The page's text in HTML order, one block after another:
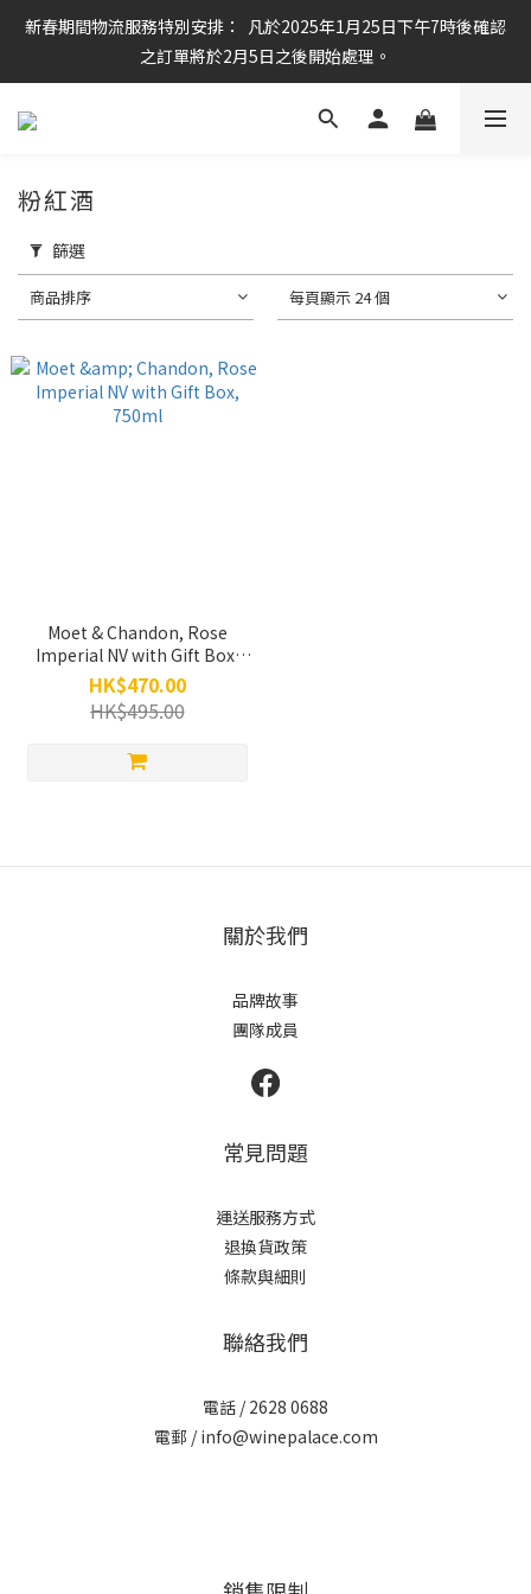
任何酒款買滿6枝或滿$800元即可免運費
新春期間物流服務特別安排：  凡於2025年1月25日下午7時後確認
之訂單將於2月5日之後開始處理。
任何酒款買滿6枝或滿$800元即可免運費
粉紅酒
篩選
商品排序 每頁顯示 24 個
Moet & Chandon, Rose
Imperial NV with Gift Box,
750ml
HK$470.00
HK$495.00
關於我們
品牌故事
團隊成員
常見問題
運送服務方式
退換貨政策
條款與細則
聯絡我們
電話 / 2628 0688
電郵 / info@winepalace.com